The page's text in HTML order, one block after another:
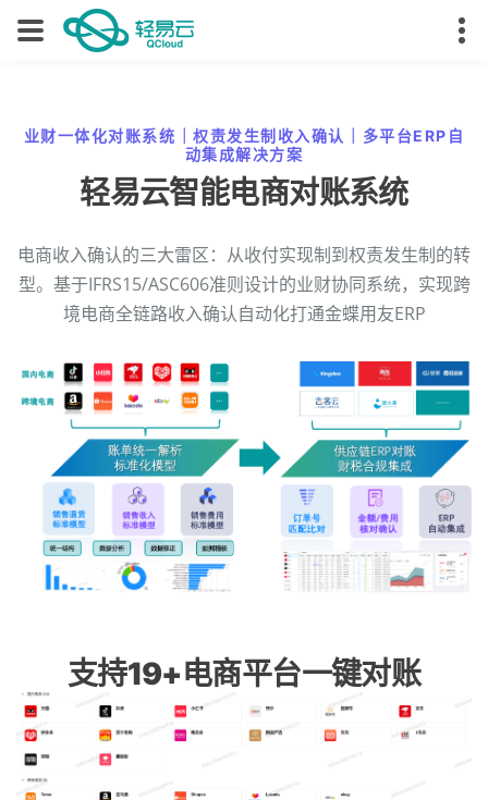
业财一体化对账系统｜权责发生制收入确认｜多平台ERP自
动集成解决方案
轻易云智能电商对账系统
电商收入确认的三大雷区：从收付实现制到权责发生制的转
型。基于IFRS15/ASC606准则设计的业财协同系统，实现跨
境电商全链路收入确认自动化打通金蝶用友ERP
支持19+电商平台一键对账